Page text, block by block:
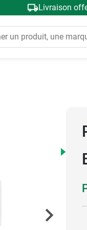
Livraison